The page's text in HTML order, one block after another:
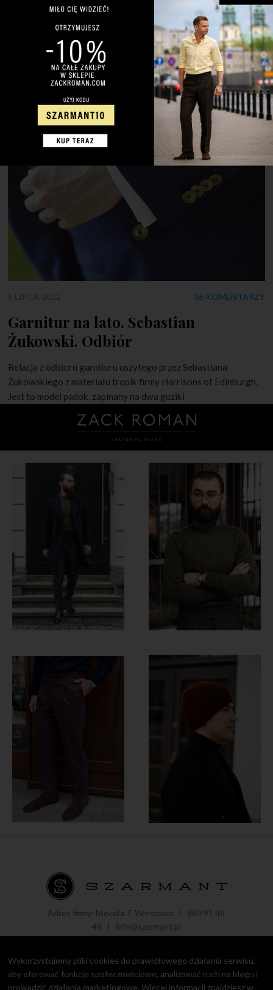
Ledwo wyjrzało słońce, a temperatury w mieście przekroczyły
20 stopni i już zaczął się sezon na krótkie spodenki. Panie
chodzą ubrane w szpilki, sukienki lub krótkie spódniczki i
bluzeczki na ramiączkach. Wyglądają seksownie, elegancko i
kobieco. A panowie?
36 KOMENTARZY
Garnitur na lato. Sebastian
Żukowski. Odbiór
Relacja z odbioru garnituru uszytego przez Sebastiana
Żukowskiego z materiału tropik firmy Harrisons of Edinburgh.
Jest to model padok, zapinany na dwa guziki
Adres firmy: Niecała 7, Warszawa | 880 91 48
48 | info@szarmant.pl
Wykorzystujemy pliki cookies do prawidłowego działania serwisu,
aby oferować funkcje społecznościowe, analizować ruch na blogu i
prowadzić działania marketingowe. Więcej informacji znajdziesz w